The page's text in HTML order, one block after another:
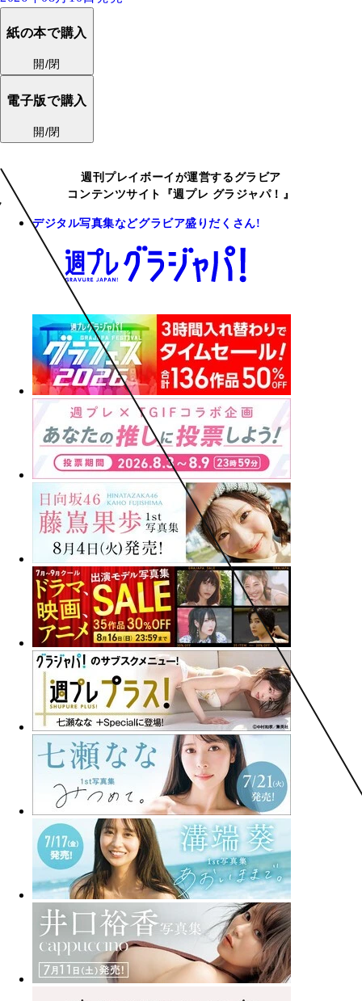
紙の本で購入
開/閉
電子版で購入
開/閉
週刊プレイボーイが運営するグラビア
コンテンツサイト『週プレ グラジャパ！』
デジタル写真集などグラビア盛りだくさん!